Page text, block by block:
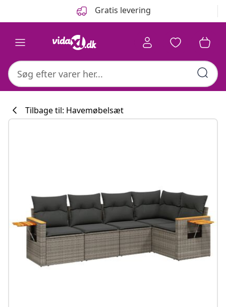
Gratis levering
#sharemevidaxl
Tilbage til: Havemøbelsæt